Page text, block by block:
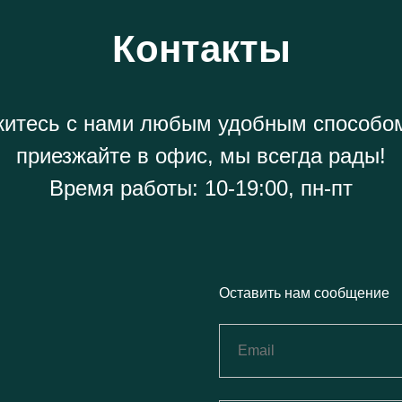
Контакты
с нами любым удобным
приезжайте в офис, мы всегда рады!
Время работы: 10-19:00, пн-пт
Оставить нам сообщение